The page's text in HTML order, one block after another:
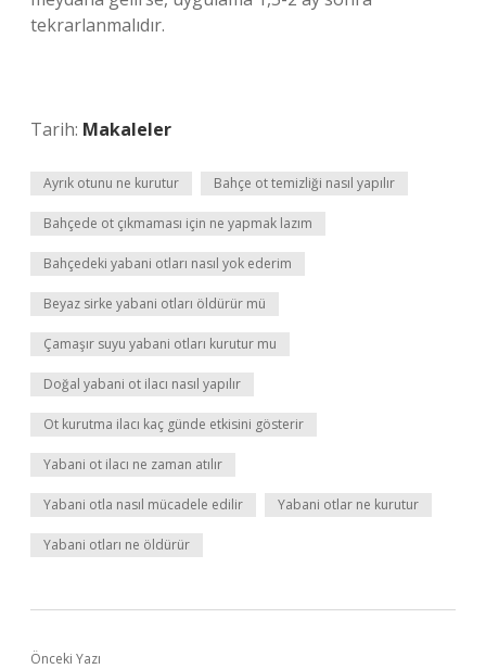
tekrarlanmalıdır.
Tarih: Makaleler
Ayrık otunu ne kurutur Bahçe ot temizliği nasıl yapılır
Bahçede ot çıkmaması için ne yapmak lazım
Bahçedeki yabani otları nasıl yok ederim
Beyaz sirke yabani otları öldürür mü
Çamaşır suyu yabani otları kurutur mu
Doğal yabani ot ilacı nasıl yapılır
Ot kurutma ilacı kaç günde etkisini gösterir
Yabani ot ilacı ne zaman atılır
Yabani otla nasıl mücadele edilir Yabani otlar ne kurutur
Yabani otları ne öldürür
Önceki Yazı